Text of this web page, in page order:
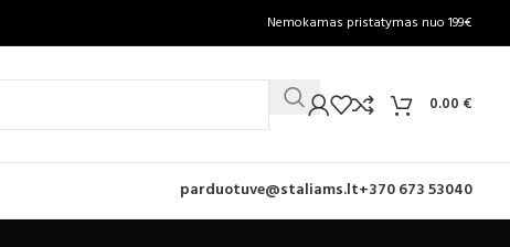
Nemokamas pristatymas nuo 199€
0.00 €
parduotuve@staliams.lt+370 673 53040